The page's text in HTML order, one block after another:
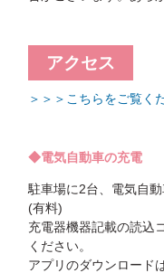
アクセス
＞＞＞こちらをご覧く
◆電気自動車の充電
駐車場に2台、電気自
(有料)
充電器機器記載の読込
ください。
アプリのダウンロード